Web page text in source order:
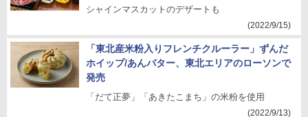
シャインマスカットのデザートも
(2022/9/15)
「東北産米粉入りフレンチクルーラー」ずんだ
ホイップ/あんバター、東北エリアのローソンで
発売
「だて正夢」「あきたこまち」の米粉を使用
(2022/9/13)